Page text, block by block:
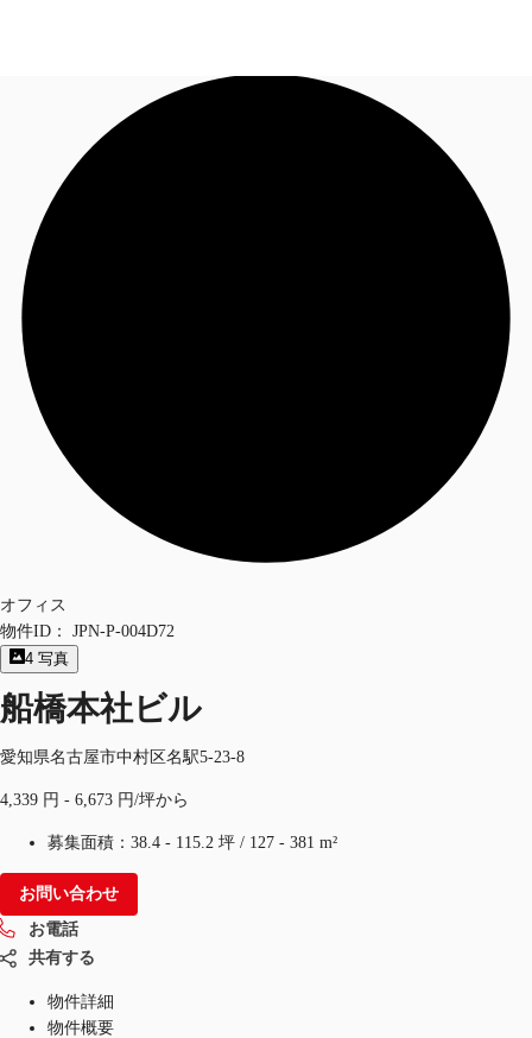
オフィス・事務所
倉庫・物流センター
お電話
オフィス
物件ID：
JPN-P-004D72
4 写真
船橋本社ビル
愛知県名古屋市中村区名駅5-23-8
4,339 円 - 6,673 円/坪から
募集面積： 38.4 - 115.2 坪 / 127 - 381 m²
お問い合わせ
お電話
共有する
物件詳細
物件概要